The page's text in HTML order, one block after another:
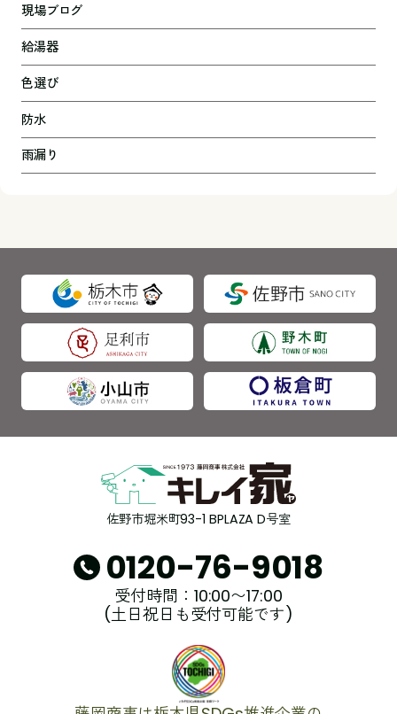
現場ブログ
給湯器
色選び
防水
雨漏り
佐野市堀米町93-1 BPLAZA D号室
0120-76-9018
受付時間：10:00〜17:00
(土日祝日も受付可能です)